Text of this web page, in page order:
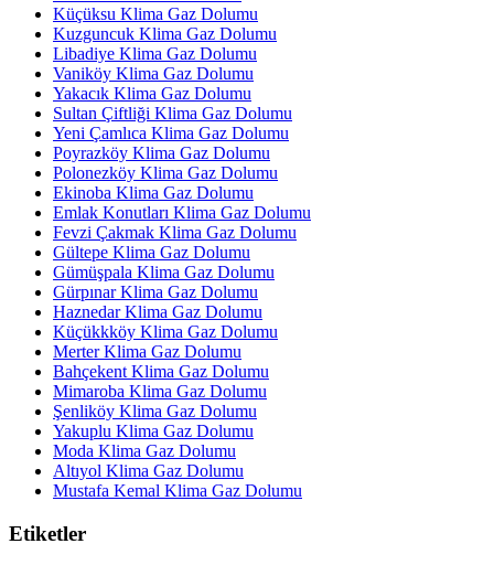
Küçüksu Klima Gaz Dolumu
Kuzguncuk Klima Gaz Dolumu
Libadiye Klima Gaz Dolumu
Vaniköy Klima Gaz Dolumu
Yakacık Klima Gaz Dolumu
Sultan Çiftliği Klima Gaz Dolumu
Yeni Çamlıca Klima Gaz Dolumu
Poyrazköy Klima Gaz Dolumu
Polonezköy Klima Gaz Dolumu
Ekinoba Klima Gaz Dolumu
Emlak Konutları Klima Gaz Dolumu
Fevzi Çakmak Klima Gaz Dolumu
Gültepe Klima Gaz Dolumu
Gümüşpala Klima Gaz Dolumu
Gürpınar Klima Gaz Dolumu
Haznedar Klima Gaz Dolumu
Küçükkköy Klima Gaz Dolumu
Merter Klima Gaz Dolumu
Bahçekent Klima Gaz Dolumu
Mimaroba Klima Gaz Dolumu
Şenliköy Klima Gaz Dolumu
Yakuplu Klima Gaz Dolumu
Moda Klima Gaz Dolumu
Altıyol Klima Gaz Dolumu
Mustafa Kemal Klima Gaz Dolumu
Etiketler